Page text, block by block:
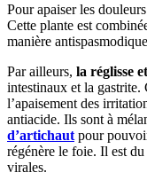
Pour apaiser les
Cette plante est
manière
Par ailleurs, la réglisse et
intestinaux et la gastrite.
l’apaisement des
antiacide. Ils sont à
d’artichaut pour
régénère le foie. Il est
virales.